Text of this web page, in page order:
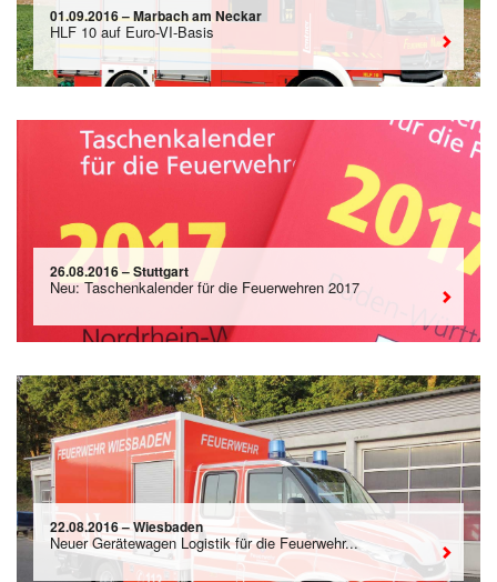
01.09.2016 – Marbach am Neckar
HLF 10 auf Euro-VI-Basis
26.08.2016 – Stuttgart
Neu: Taschenkalender für die Feuerwehren 2017
22.08.2016 – Wiesbaden
Neuer Gerätewagen Logistik für die Feuerwehr...